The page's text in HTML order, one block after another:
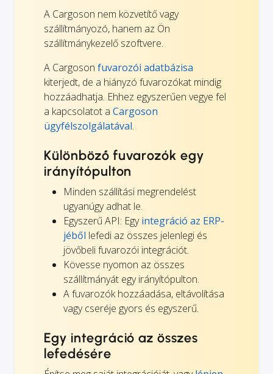
A Cargoson nem közvetítő vagy
szállítmányozó, hanem az Ön
szállítmánykezelő szoftvere.
A Cargoson fuvarozói adatbázisa
kiterjedt, de a hiányzó fuvarozókat mindig
hozzáadhatja. Ehhez egyszerűen vegye fel
a kapcsolatot a Cargoson
ügyfélszolgálatával.
Különböző fuvarozók egy
irányítópulton
Minden szállítási megrendelést
ugyanúgy adhat le.
Egyszerű API: Egyintegráció az ERP-
jéből lefedi az összes jelenlegi és
jövőbeli fuvarozói integrációt.
Kövesse nyomon az összes
szállítmányát egy irányítópulton.
A fuvarozók hozzáadása, eltávolítása
vagy cseréje gyors és egyszerű.
Egy integráció az összes
lefedésére